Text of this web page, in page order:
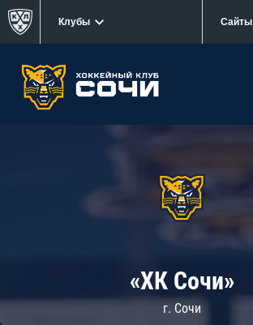
Клубы Сайты
«ХК Сочи»
г. Сочи